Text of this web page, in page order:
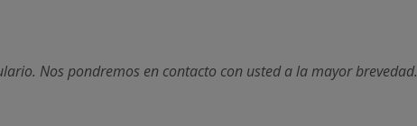
Nos pondremos en contacto con usted a la mayor brevedad.